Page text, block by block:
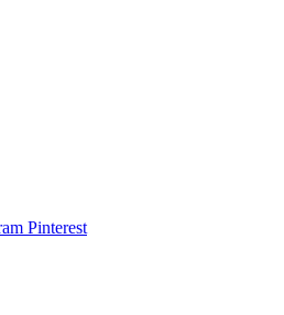
Pinterest